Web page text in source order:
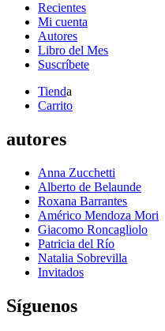
Recientes
Mi cuenta
Autores
Libro del Mes
Suscríbete
Tienda
Carrito
autores
Anna Zucchetti
Alberto de Belaunde
Roxana Barrantes
Américo Mendoza Mori
Giacomo Roncagliolo
Patricia del Río
Natalia Sobrevilla
Invitados
Síguenos